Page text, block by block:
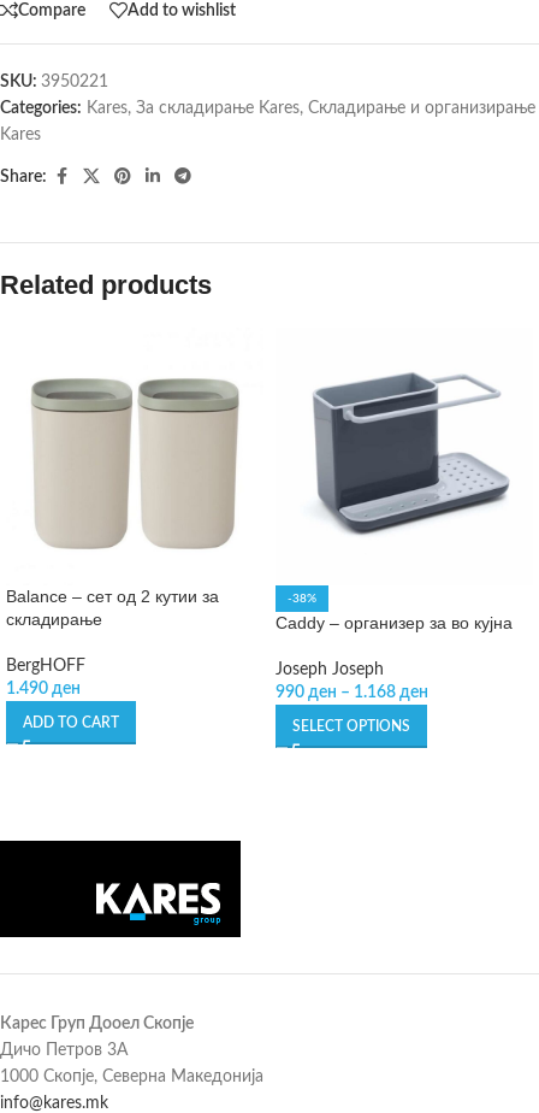
Compare Add to wishlist
SKU: 3950221
Categories: Kares, За складирање Kares, Складирање и организирање
Kares
Share:
Related products
Balance – сет од 2 кутии за
складирање
BergHOFF
1.490 ден
ADD TO CART
-38%
Caddy – организер за во кујна
Joseph Joseph
990 ден – 1.168 ден
SELECT OPTIONS
Карес Груп Дооел Скопје
Дичо Петров 3А
1000 Скопје, Северна Македонија
info@kares.mk